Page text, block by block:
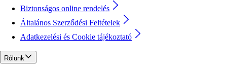
Biztonságos online rendelés
Általános Szerződési Feltételek
Adatkezelési és Cookie tájékoztató
Rólunk